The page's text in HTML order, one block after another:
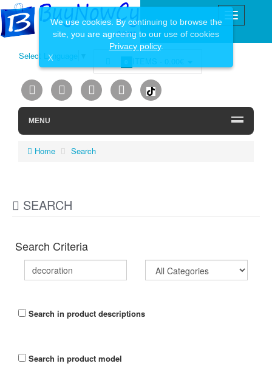
Select Language
0 ITEMS - 0.00€
MENU
Home Search
SEARCH
Search Criteria
Search in product descriptions
Search in product model
We use cookies. By continuing to browse the
site, you are agreeing to our use of cookies
Privacy policy.
X